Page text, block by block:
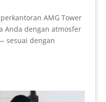
AMG Tower
Anda dengan atmosfer
sesuai dengan